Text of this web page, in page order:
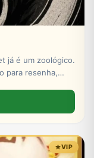
já é um zoológico.
para resenha,
🍌🔥 🔞
VIP